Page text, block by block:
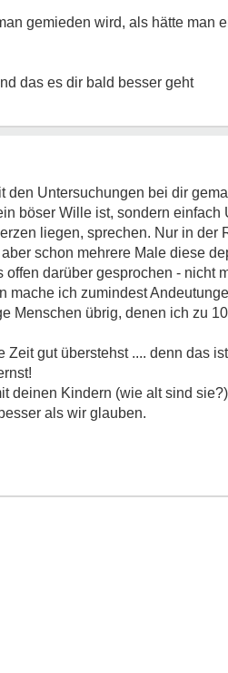
gemieden wird, als hätte
das es dir bald besser geht
den Untersuchungen bei dir
böser Wille ist, sondern
liegen, sprechen. Nur in
schon mehrere Male diese
offen darüber gesprochen - nicht
mache ich zumindest
Menschen übrig, denen ich zu
Zeit gut überstehst .... denn das
deinen Kindern (wie alt sind
als wir glauben.